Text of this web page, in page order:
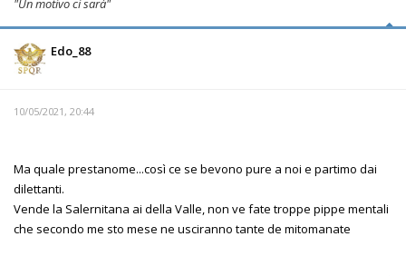
Edo_88
10/05/2021, 20:44
Ma quale prestanome...così ce se bevono pure a noi e partimo dai
dilettanti.
Vende la Salernitana ai della Valle, non ve fate troppe pippe mentali
che secondo me sto mese ne usciranno tante de mitomanate